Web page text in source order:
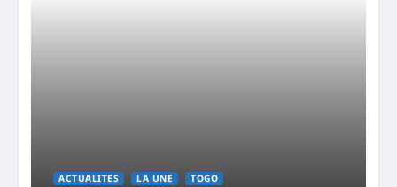
ACTUALITES LA UNE TOGO